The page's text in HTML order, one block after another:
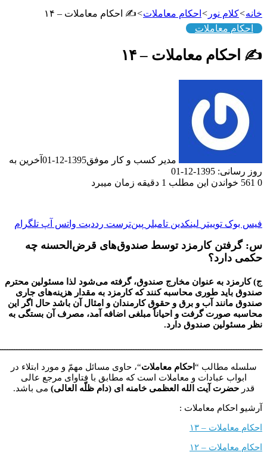
نور>احکام معاملات >✍️ احکام معاملات – ۱۴
معاملات
معاملات – ۱۴
مدیر کسب و کار موفق1395-12-01
آخرین به
12-01
این مطلب 1 دقیقه زمان میبرد
توییتر لینکدین ‫تامبلر ‫پین‌ترست ‫رددیت واتس آپ تلگرام
کارمزد توسط صندوق‌هاى قرض‌الحسنه چه
به عنوان مخارج صندوق، گرفته مى‌شود لذا مسئولين محترم
طورى محاسبه کنند که کارمزد به مقدار هزينه‌هاى جارى
آب و برق و حقوق کارمندان و امثال آن باشد حال اگر اين
گرفت و احياناً مبلغى اضافه آمد، مصرف آن بستگى به
صندوق دارد.
مطالب “ احکام معاملات“، حاوی مسائل مهمّ و مورد ابتلاء در
عبادات و معاملات است که مطابق با فتاوای مرجع عالی
آیت الله العظمی خامنه ای (دام ظلّه العالی)می باشد.
معاملات :
– ۱۳
– ۱۲